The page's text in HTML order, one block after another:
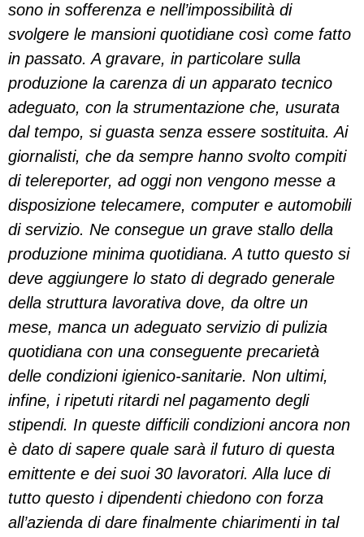
sono in sofferenza e nell’impossibilità di
svolgere le mansioni quotidiane così come fatto
in passato. A gravare, in particolare sulla
produzione la carenza di un apparato tecnico
adeguato, con la strumentazione che, usurata
dal tempo, si guasta senza essere sostituita. Ai
giornalisti, che da sempre hanno svolto compiti
di telereporter, ad oggi non vengono messe a
disposizione telecamere, computer e automobili
di servizio. Ne consegue un grave stallo della
produzione minima quotidiana. A tutto questo si
deve aggiungere lo stato di degrado generale
della struttura lavorativa dove, da oltre un
mese, manca un adeguato servizio di pulizia
quotidiana con una conseguente precarietà
delle condizioni igienico-sanitarie. Non ultimi,
infine, i ripetuti ritardi nel pagamento degli
stipendi. In queste difficili condizioni ancora non
è dato di sapere quale sarà il futuro di questa
emittente e dei suoi 30 lavoratori. Alla luce di
tutto questo i dipendenti chiedono con forza
all’azienda di dare finalmente chiarimenti in tal